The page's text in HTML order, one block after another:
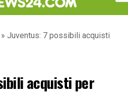
» Juventus: 7 possibili acquisti
acquisti per